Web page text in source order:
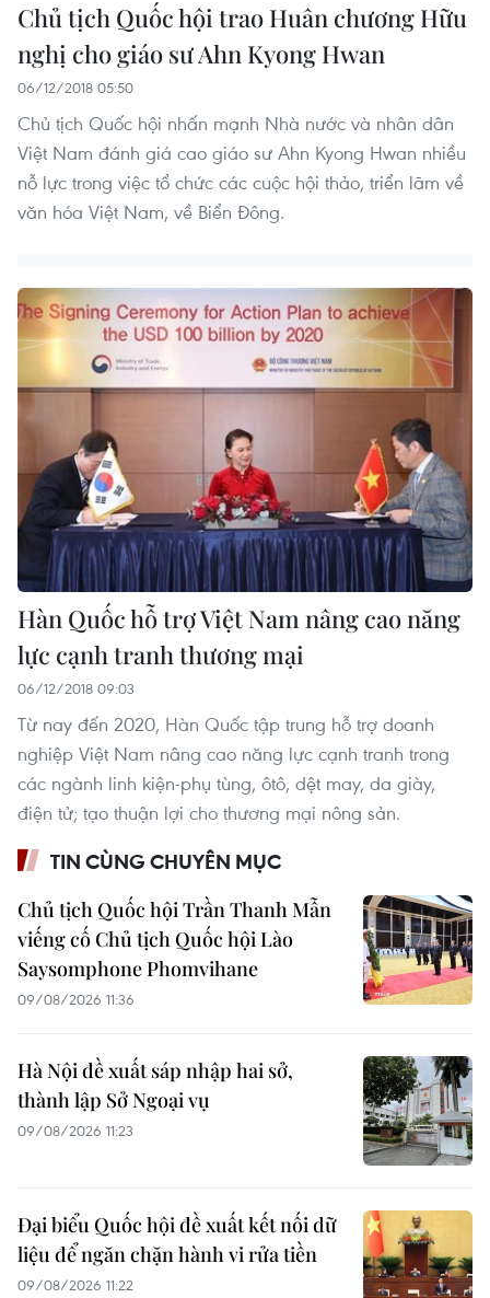
Chủ tịch Quốc hội trao Huân chương Hữu
nghị cho giáo sư Ahn Kyong Hwan
06/12/2018 05:50
Chủ tịch Quốc hội nhấn mạnh Nhà nước và nhân dân
Việt Nam đánh giá cao giáo sư Ahn Kyong Hwan nhiều
nỗ lực trong việc tổ chức các cuộc hội thảo, triển lãm về
văn hóa Việt Nam, về Biển Đông.
Hàn Quốc hỗ trợ Việt Nam nâng cao năng
lực cạnh tranh thương mại
06/12/2018 09:03
Từ nay đến 2020, Hàn Quốc tập trung hỗ trợ doanh
nghiệp Việt Nam nâng cao năng lực cạnh tranh trong
các ngành linh kiện-phụ tùng, ôtô, dệt may, da giày,
điện tử; tạo thuận lợi cho thương mại nông sản.
TIN CÙNG CHUYÊN MỤC
Chủ tịch Quốc hội Trần Thanh Mẫn
viếng cố Chủ tịch Quốc hội Lào
Saysomphone Phomvihane
09/08/2026 11:36
Hà Nội đề xuất sáp nhập hai sở,
thành lập Sở Ngoại vụ
09/08/2026 11:23
Đại biểu Quốc hội đề xuất kết nối dữ
liệu để ngăn chặn hành vi rửa tiền
09/08/2026 11:22